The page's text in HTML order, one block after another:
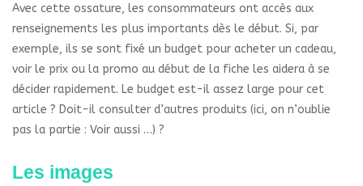
Avec cette ossature, les consommateurs ont accès aux
renseignements les plus importants dès le début. Si, par
exemple, ils se sont fixé un budget pour acheter un cadeau,
voir le prix ou la promo au début de la fiche les aidera à se
décider rapidement. Le budget est-il assez large pour cet
article ? Doit-il consulter d’autres produits (ici, on n’oublie
pas la partie : Voir aussi …) ?
Les images